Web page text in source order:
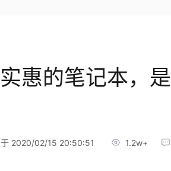
惠的笔记本，
于 2020/02/15 20:50:51 1.2w+